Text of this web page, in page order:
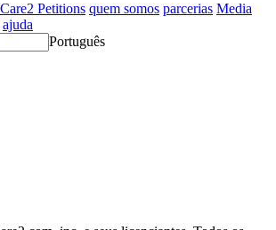
Care2 Petitions quem somos parcerias Media
ajuda
Português